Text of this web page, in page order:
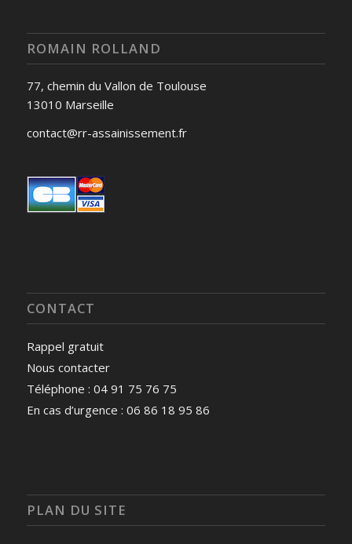
ROMAIN ROLLAND
77, chemin du Vallon de Toulouse
13010 Marseille
contact@rr-assainissement.fr
CONTACT
Rappel gratuit
Nous contacter
Téléphone : 04 91 75 76 75
En cas d’urgence : 06 86 18 95 86
PLAN DU SITE